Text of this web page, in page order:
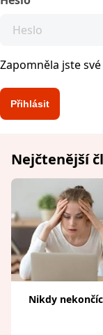
Zapomněla jste
Nejčtenější
Nikdy